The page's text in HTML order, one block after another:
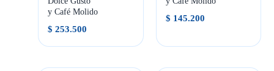
y Café Molido
$ 253.500
$ 145.200